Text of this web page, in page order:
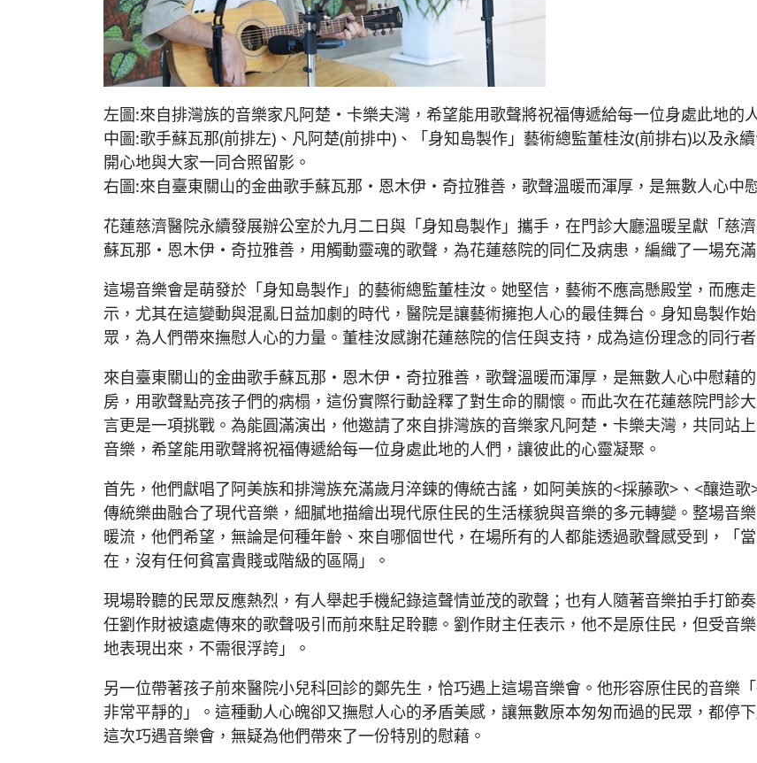
左圖:來自排灣族的音樂家凡阿楚・卡樂夫灣，希望能用歌聲將祝福傳遞給每一位身處此地的
中圖:歌手蘇瓦那(前排左)、凡阿楚(前排中)、「身知島製作」藝術總監董桂汝(前排右)以及永
開心地與大家一同合照留影。
右圖:來自臺東關山的金曲歌手蘇瓦那・恩木伊・奇拉雅善，歌聲溫暖而渾厚，是無數人心中
花蓮慈濟醫院永續發展辦公室於九月二日與「身知島製作」攜手，在門診大廳溫暖呈獻「慈
蘇瓦那・恩木伊・奇拉雅善，用觸動靈魂的歌聲，為花蓮慈院的同仁及病患，編織了一場充
這場音樂會是萌發於「身知島製作」的藝術總監董桂汝。她堅信，藝術不應高懸殿堂，而應
示，尤其在這變動與混亂日益加劇的時代，醫院是讓藝術擁抱人心的最佳舞台。身知島製作
眾，為人們帶來撫慰人心的力量。董桂汝感謝花蓮慈院的信任與支持，成為這份理念的同行
來自臺東關山的金曲歌手蘇瓦那・恩木伊・奇拉雅善，歌聲溫暖而渾厚，是無數人心中慰藉
房，用歌聲點亮孩子們的病榻，這份實際行動詮釋了對生命的關懷。而此次在花蓮慈院門診
言更是一項挑戰。為能圓滿演出，他邀請了來自排灣族的音樂家凡阿楚・卡樂夫灣，共同站
音樂，希望能用歌聲將祝福傳遞給每一位身處此地的人們，讓彼此的心靈凝聚。
首先，他們獻唱了阿美族和排灣族充滿歲月淬鍊的傳統古謠，如阿美族的<採藤歌>、<釀造
傳統樂曲融合了現代音樂，細膩地描繪出現代原住民的生活樣貌與音樂的多元轉變。整場音
暖流，他們希望，無論是何種年齡、來自哪個世代，在場所有的人都能透過歌聲感受到，「
在，沒有任何貧富貴賤或階級的區隔」。
現場聆聽的民眾反應熱烈，有人舉起手機紀錄這聲情並茂的歌聲；也有人隨著音樂拍手打節
任劉作財被遠處傳來的歌聲吸引而前來駐足聆聽。劉作財主任表示，他不是原住民，但受音
地表現出來，不需很浮誇」。
另一位帶著孩子前來醫院小兒科回診的鄭先生，恰巧遇上這場音樂會。他形容原住民的音樂
非常平靜的」。這種動人心魄卻又撫慰人心的矛盾美感，讓無數原本匆匆而過的民眾，都停
這次巧遇音樂會，無疑為他們帶來了一份特別的慰藉。